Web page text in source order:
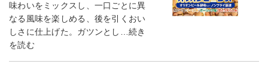
味わいをミックスし、一口ごとに異
なる風味を楽しめる、後を引くおい
しさに仕上げた。ガツンとし…続き
を読む